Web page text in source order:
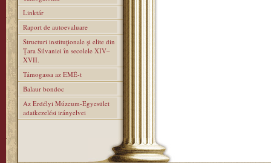
Linktár
Raport de autoevaluare
Structuri instituţionale şi elite din
Ţara Silvaniei în secolele XIV–
XVII.
Támogassa az EMÉ-t
Balaur bondoc
Az Erdélyi Múzeum-Egyesület
adatkezelési irányelvei